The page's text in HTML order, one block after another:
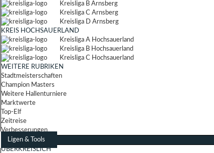
Kreisliga B Arnsberg
Kreisliga C Arnsberg
Kreisliga D Arnsberg
KREIS HOCHSAUERLAND
Kreisliga A Hochsauerland
Kreisliga B Hochsauerland
Kreisliga C Hochsauerland
WEITERE RUBRIKEN
Stadtmeisterschaften
Champion Masters
Weitere Hallenturniere
Marktwerte
Top-Elf
Zeitreise
Verbesserungen
Ligen & Tools
ÜBERKREISLICH